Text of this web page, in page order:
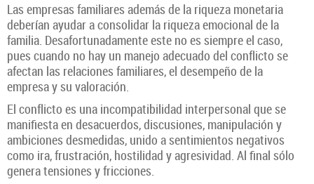
Las empresas familiares además de la riqueza monetaria
deberían ayudar a consolidar la riqueza emocional de la
familia. Desafortunadamente este no es siempre el caso,
pues cuando no hay un manejo adecuado del conflicto se
afectan las relaciones familiares, el desempeño de la
empresa y su valoración.
El conflicto es una incompatibilidad interpersonal que se
manifiesta en desacuerdos, discusiones, manipulación y
ambiciones desmedidas, unido a sentimientos negativos
como ira, frustración, hostilidad y agresividad. Al final sólo
genera tensiones y fricciones.